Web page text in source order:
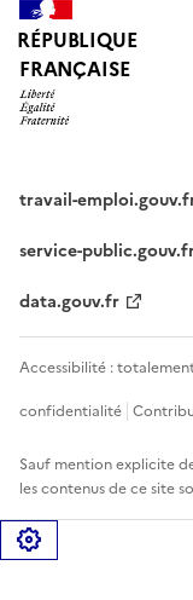
RÉPUBLIQUE
FRANÇAISE
travail-
service-
data.gouv.fr
Accessibilité :
confidentialité
Sauf mention explicite
les contenus de ce site
Gérer les cookies